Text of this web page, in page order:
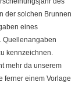
der solchen Brunnen
eines
Quellenangaben
kennzeichnen.
mehr da unserem
ferner einem Vorlage